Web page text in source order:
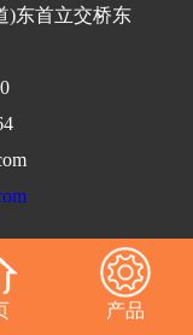
)东首立交桥东
产品